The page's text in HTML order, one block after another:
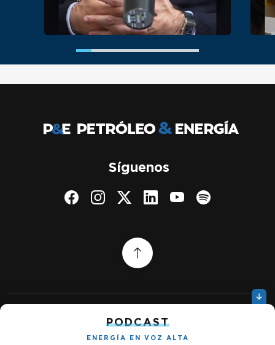
PODCAST
ENERGÍA EN VOZ ALTA
Síguenos
Política de privacidad